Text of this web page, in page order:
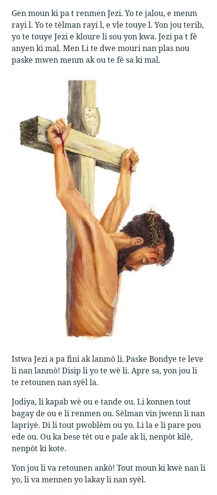
Gen moun ki pa t renmen Jezi. Yo te jalou, e menm
rayi l. Yo te tèlman rayi l, e vle touye l. Yon jou terib,
yo te touye Jezi e kloure li sou yon kwa. Jezi pa t fè
anyen ki mal. Men Li te dwe mouri nan plas nou
paske mwen menm ak ou te fè sa ki mal.
Istwa Jezi a pa fini ak lanmò li. Paske Bondye te leve
li nan lanmò! Disip li yo te wè li. Apre sa, yon jou li
te retounen nan syèl la.
Jodiya, li kapab wè ou e tande ou. Li konnen tout
bagay de ou e li renmen ou. Sèlman vin jwenn li nan
lapriyè. Di li tout pwoblèm ou yo. Li la e li pare pou
ede ou. Ou ka bese tèt ou e pale ak li, nenpòt kilè,
nenpòt ki kote.
Yon jou li va retounen ankò! Tout moun ki kwè nan li
yo, li va mennen yo lakay li nan syèl.